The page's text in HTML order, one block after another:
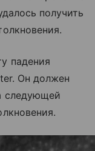
получить
падения
Он должен
следующей